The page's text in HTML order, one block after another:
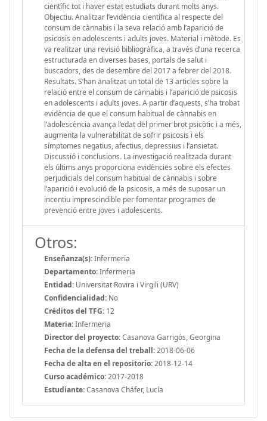
científic tot i haver estat estudiats durant molts anys.
Objectiu. Analitzar l’evidència científica al respecte del
consum de cànnabis i la seva relació amb l’aparició de
psicosis en adolescents i adults joves. Material i mètode. Es
va realitzar una revisió bibliogràfica, a través d’una recerca
estructurada en diverses bases, portals de salut i
buscadors, des de desembre del 2017 a febrer del 2018.
Resultats. S’han analitzat un total de 13 articles sobre la
relació entre el consum de cànnabis i l’aparició de psicosis
en adolescents i adults joves. A partir d’aquests, s’ha trobat
evidència de que el consum habitual de cànnabis en
l’adolescència avança l’edat del primer brot psicòtic i a més,
augmenta la vulnerabilitat de sofrir psicosis i els
símptomes negatius, afectius, depressius i l’ansietat.
Discussió i conclusions. La investigació realitzada durant
els últims anys proporciona evidències sobre els efectes
perjudicials del consum habitual de cànnabis i sobre
l’aparició i evolució de la psicosis, a més de suposar un
incentiu imprescindible per fomentar programes de
prevenció entre joves i adolescents.
Otros:
Enseñanza(s):Infermeria
Departamento:Infermeria
Entidad: Universitat Rovira i Virgili (URV)
Confidencialidad: No
Créditos del TFG: 12
Materia:Infermeria
Director del proyecto:Casanova Garrigós, Georgina
Fecha de la defensa del treball:2018-06-06
Fecha de alta en el repositorio:2018-12-14
Curso académico:2017-2018
Estudiante:Casanova Cháfer, Lucía